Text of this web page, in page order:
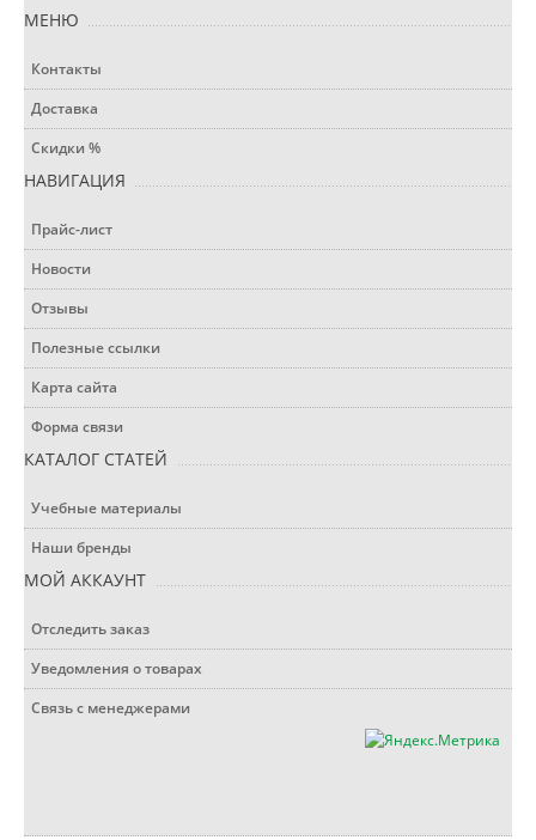
МЕНЮ
Контакты
Доставка
Скидки %
НАВИГАЦИЯ
Прайс-лист
Новости
Отзывы
Полезные ссылки
Карта сайта
Форма связи
КАТАЛОГ СТАТЕЙ
Учебные материалы
Наши бренды
МОЙ АККАУНТ
Отследить заказ
Уведомления о товарах
Связь с менеджерами